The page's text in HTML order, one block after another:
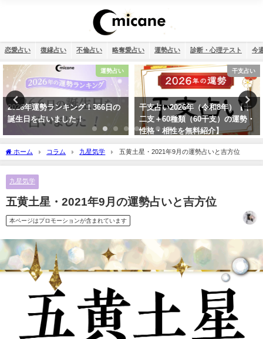
恋愛占い 復縁占い 不倫占い 略奪愛占い 運勢占い 診断・心理テスト 今
干支占い
干支占い2026年（令和8年）【十
二支＋60種類（60干支）の運勢・
おまじない
何もかもうまくいく強力開運待ち
受け2026年版【幸運待ち受け最強
無料】
ホーム コラム 九星気学 五黄土星・2021年9月の運勢占いと吉方位
九星気学
五黄土星・2021年9月の運勢占いと吉方位
本ページはプロモーションが含まれています